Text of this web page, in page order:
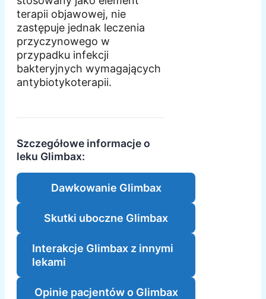
terapii objawowej, nie
zastępuje jednak leczenia
przyczynowego w
przypadku infekcji
bakteryjnych wymagających
antybiotykoterapii.
Szczegółowe informacje o
leku Glimbax:
Dawkowanie Glimbax
Skutki uboczne Glimbax
Interakcje Glimbax z innymi
lekami
Opinie pacjentów o Glimbax